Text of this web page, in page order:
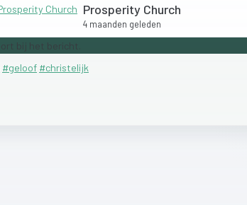
Prosperity Church
4 maanden geleden
#geloof #christelijk